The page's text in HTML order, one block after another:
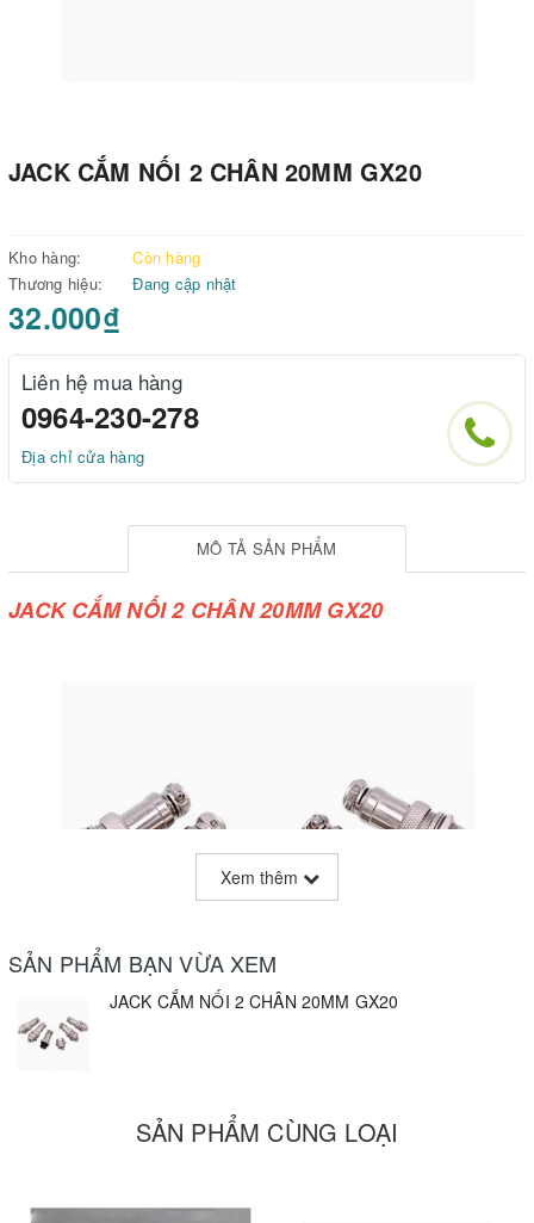
JACK CẮM NỐI 2 CHÂN 20MM GX20
Kho hàng:
Còn hàng
Thương hiệu:
Đang cập nhật
32.000₫
Liên hệ mua hàng
0964-230-278
Địa chỉ cửa hàng
MÔ TẢ SẢN PHẨM
JACK CẮM NỐI 2 CHÂN 20MM GX20
Xem thêm
SẢN PHẨM BẠN VỪA XEM
JACK CẮM NỐI 2 CHÂN 20MM GX20
SẢN PHẨM CÙNG LOẠI